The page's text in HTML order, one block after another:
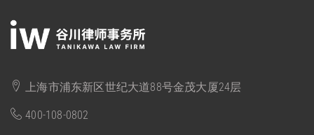
上海市浦东新区世纪大道88号金茂大厦24层
400-108-0802